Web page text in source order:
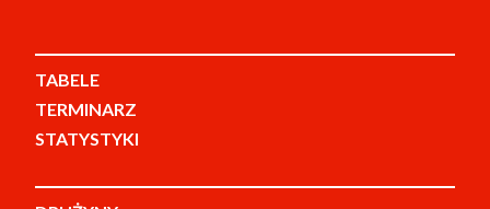
TABELE
TERMINARZ
STATYSTYKI